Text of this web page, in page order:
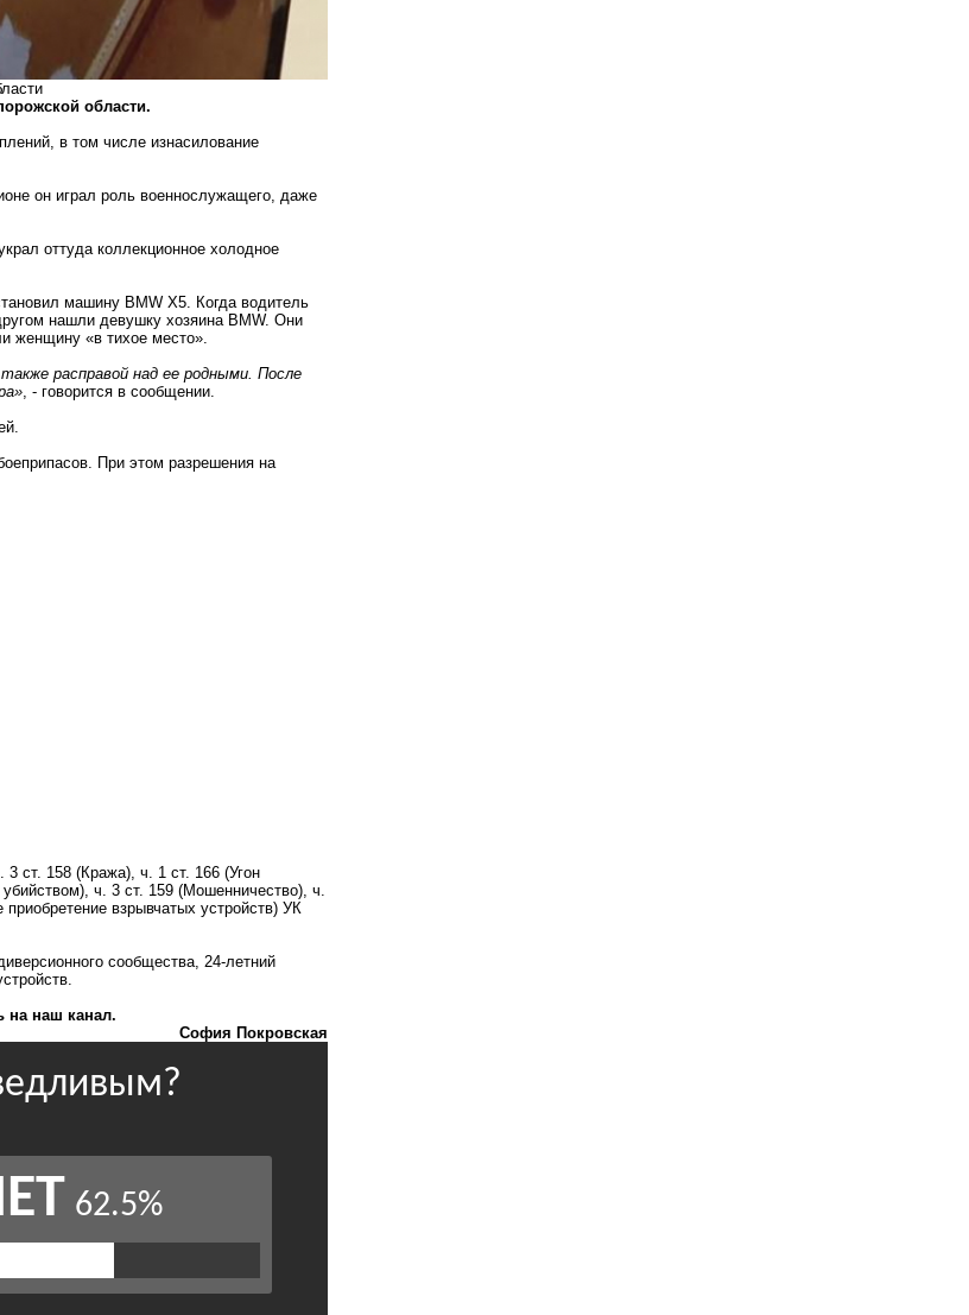
области.
в том числе изнасилование
он играл роль военнослужащего, даже
оттуда коллекционное холодное
машину BMW X5. Когда водитель
нашли девушку хозяина BMW. Они
женщину «в тихое место».
расправой над ее родными. После
, - говорится в сообщении.
При этом разрешения на
ст. 158 (Кража), ч. 1 ст. 166 (Угон
ч. 3 ст. 159 (Мошенничество), ч.
взрывчатых устройств) УК
сообщества, 24-летний
на наш канал.
София Покровская